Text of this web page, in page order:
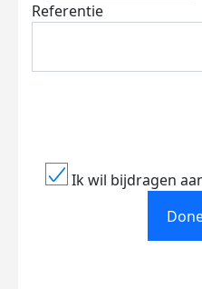
Referentie
Ik wil bijdragen